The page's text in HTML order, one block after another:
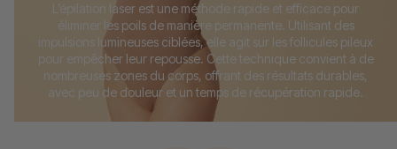
L’épilation laser est une méthode rapide et efficace pour
éliminer les poils de manière permanente. Utilisant des
impulsions lumineuses ciblées, elle agit sur les follicules pileux
pour empêcher leur repousse. Cette technique convient à de
nombreuses zones du corps, offrant des résultats durables,
avec peu de douleur et un temps de récupération rapide.